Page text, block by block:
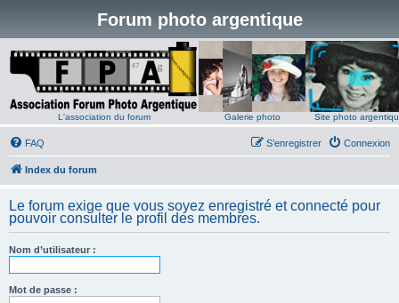
Forum photo argentique
L'association du forum Galerie photo Site photo
FAQ Connexion
S’enregistrer
Index du forum
Le forum exige que vous soyez enregistré et connecté pour
pouvoir consulter le profil des membres.
Nom d’utilisateur :
Mot de passe :